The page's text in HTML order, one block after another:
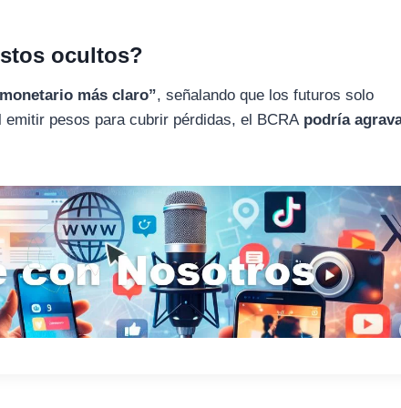
ocultos?
más claro”, señalando que los futuros solo
emitir pesos para cubrir pérdidas, el BCRA podría